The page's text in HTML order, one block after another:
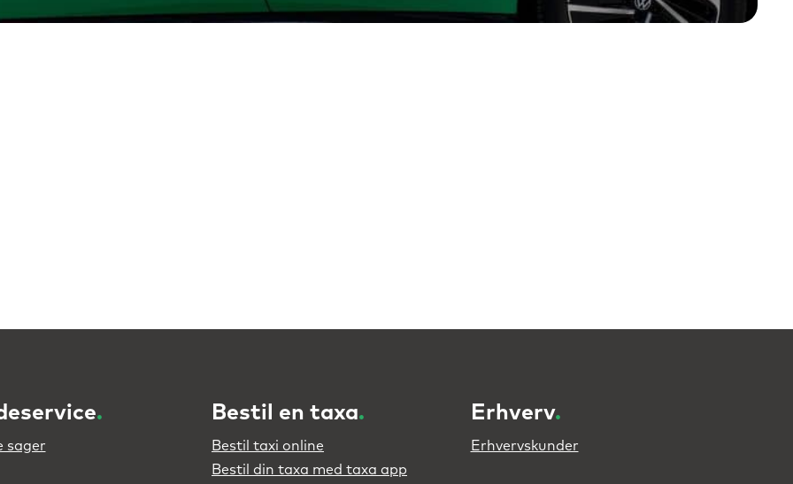
.
sager
Bestil en taxa.
Bestil taxi online
Bestil din taxa med taxa app
Erhverv.
Erhvervskunder